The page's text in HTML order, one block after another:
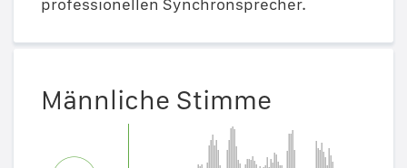
professionellen Synchronsprecher.
Männliche Stimme